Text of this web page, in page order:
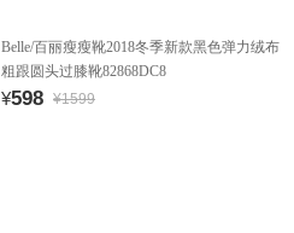
Belle/百丽瘦瘦靴2018冬季新款黑色弹力绒布
粗跟圆头过膝靴82868DC8
¥598 ¥1599